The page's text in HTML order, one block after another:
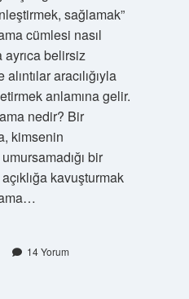
sağlamak”
cümlesi nasıl
ayrıca belirsiz
aracılığıyla
anlamına gelir.
nedir? Bir
kimsenin
bir
kavuşturmak
14 Yorum